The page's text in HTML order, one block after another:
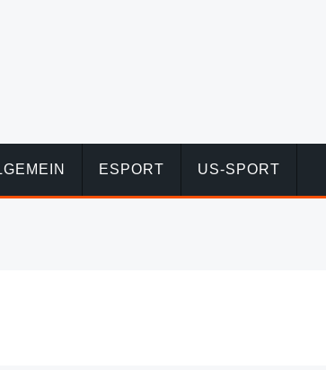
ESPORT US-SPORT